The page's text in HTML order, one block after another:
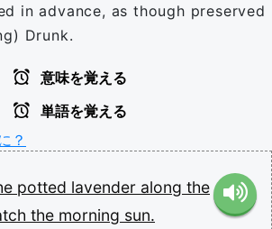
in advance, as though preserved
Drunk.
意味を覚える
単語を覚える
？
potted lavender along the
the morning sun.